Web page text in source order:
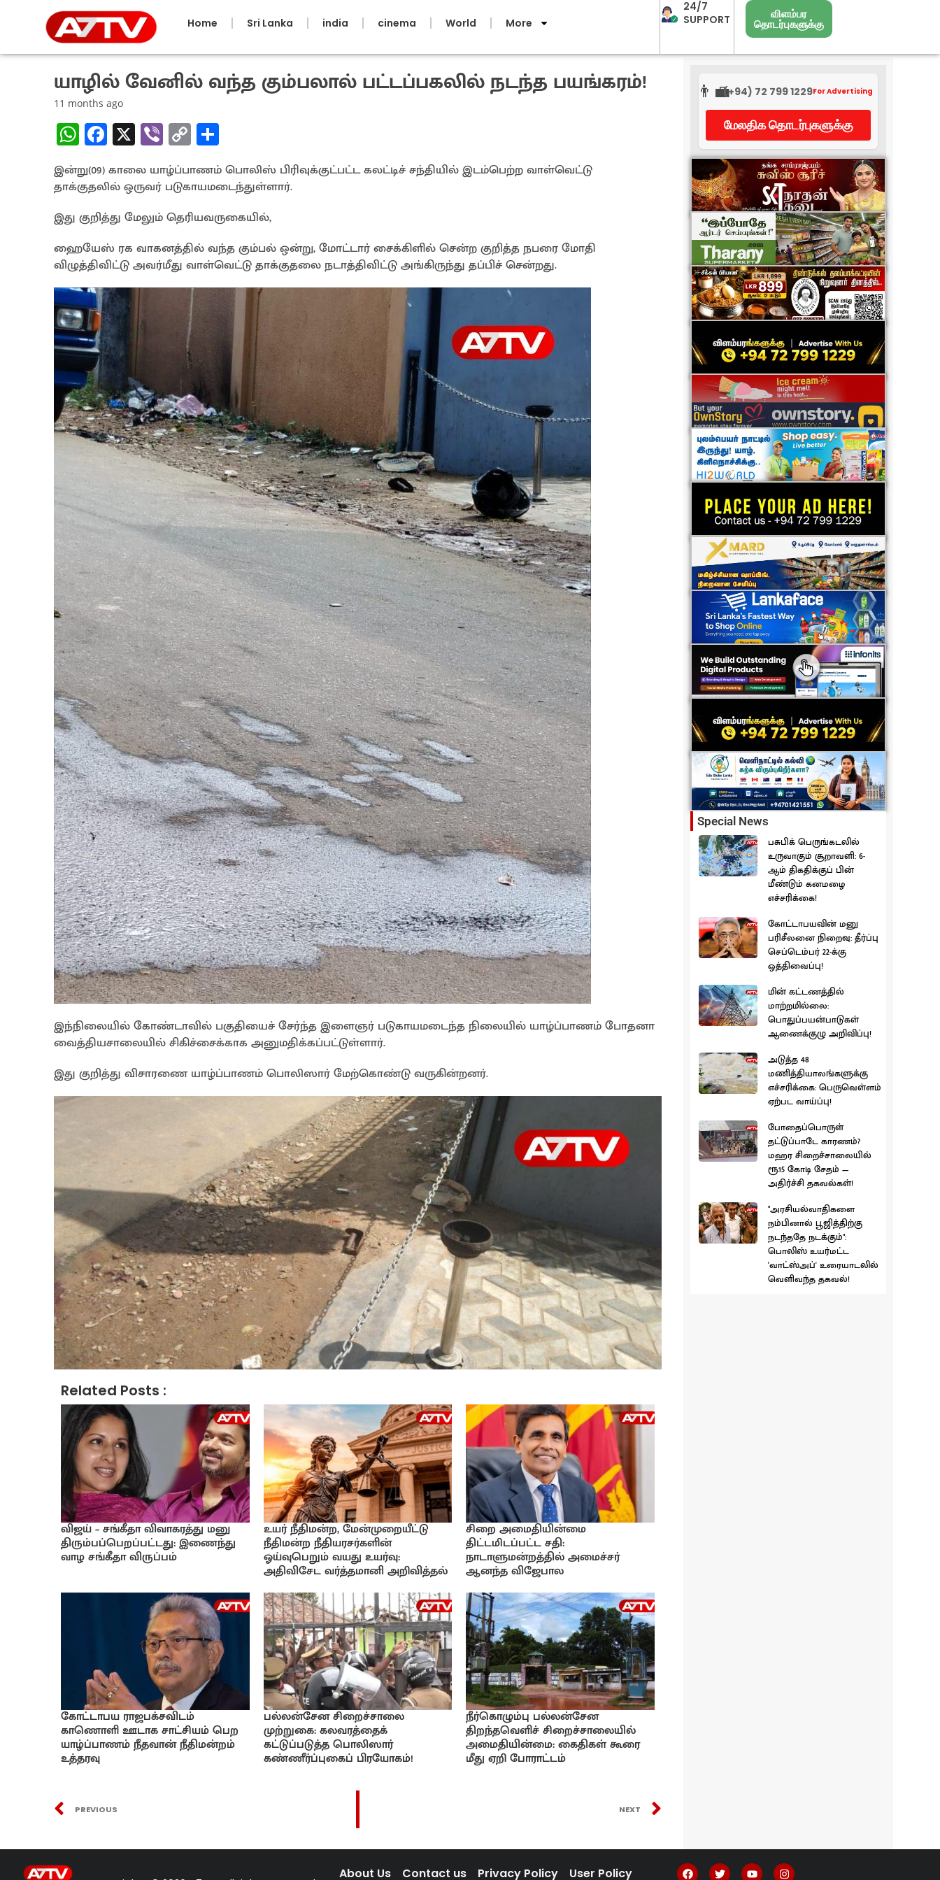
Home Sri Lanka india cinema World More
24/7
SUPPORT
விளம்பர
தொடர்புகளுக்கு
யாழில் வேனில் வந்த கும்பலால் பட்டப்பகலில் நடந்த பயங்கரம்!
11 months ago
W
h
at
sA
p
p
Fa
ce
b
o
o
k
X Vi
b
er
C
o
py
Li
n
k
h
ar
e
இன்று(09) காலை யாழ்ப்பாணம் பொலிஸ் பிரிவுக்குட்பட்ட கலட்டிச் சந்தியில் இடம்பெற்ற வாள்வெட்டு
தாக்குதலில் ஒருவர் படுகாயமடைந்துள்ளார்.
இது குறித்து மேலும் தெரியவருகையில்,
ஹையேஸ் ரக வாகனத்தில் வந்த கும்பல் ஒன்று, மோட்டார் சைக்கிளில் சென்ற குறித்த நபரை மோதி
விழுத்திவிட்டு அவர்மீது வாள்வெட்டு தாக்குதலை நடாத்திவிட்டு அங்கிருந்து தப்பிச் சென்றது.
இந்நிலையில் கோண்டாவில் பகுதியைச் சேர்ந்த இளைஞர் படுகாயமடைந்த நிலையில் யாழ்ப்பாணம் போதனா
வைத்தியசாலையில் சிகிச்சைக்காக அனுமதிக்கப்பட்டுள்ளார்.
இது குறித்து விசாரணை யாழ்ப்பாணம் பொலிஸார் மேற்கொண்டு வருகின்றனர்.
Related Posts :
விஜய் – சங்கீதா விவாகரத்து மனு
திரும்பப்பெறப்பட்டது: இணைந்து
வாழ சங்கீதா விருப்பம்
உயர் நீதிமன்ற, மேன்முறையீட்டு
நீதிமன்ற நீதியரசர்களின்
ஓய்வுபெறும் வயது உயர்வு:
அதிவிசேட வர்த்தமானி அறிவித்தல்
சிறை அமைதியின்மை
திட்டமிடப்பட்ட சதி:
நாடாளுமன்றத்தில் அமைச்சர்
ஆனந்த விஜேபால
கோட்டாபய ராஜபக்சவிடம்
காணொளி ஊடாக சாட்சியம் பெற
யாழ்ப்பாணம் நீதவான் நீதிமன்றம்
உத்தரவு
பல்லன்சேன சிறைச்சாலை
முற்றுகை: கலவரத்தைக்
கட்டுப்படுத்த பொலிஸார்
கண்ணீர்ப்புகைப் பிரயோகம்!
நீர்கொழும்பு பல்லன்சேன
திறந்தவெளிச் சிறைச்சாலையில்
அமைதியின்மை: கைதிகள் கூரை
மீது ஏறி போராட்டம்
PREVIOUS NEXT
👨‍💼(+94) 72 799 1229For Advertising
மேலதிக தொடர்புகளுக்கு
Special News
பசுபிக் பெருங்கடலில்
உருவாகும் சூறாவளி: 6-
ஆம் திகதிக்குப் பின்
மீண்டும் கனமழை
எச்சரிக்கை!
கோட்டாபயவின் மனு
பரிசீலனை நிறைவு: தீர்ப்பு
செப்டெம்பர் 22-க்கு
ஒத்திவைப்பு!
மின் கட்டணத்தில்
மாற்றமில்லை:
பொதுப்பயன்பாடுகள்
ஆணைக்குழு அறிவிப்பு!
அடுத்த 48
மணித்தியாலங்களுக்கு
எச்சரிக்கை: பெருவெள்ளம்
ஏற்பட வாய்ப்பு!
போதைப்பொருள்
தட்டுப்பாடே காரணம்?
மஹர சிறைச்சாலையில்
ரூ.15 கோடி சேதம் —
அதிர்ச்சி தகவல்கள்!
"அரசியல்வாதிகளை
நம்பினால் பூஜித்திற்கு
நடந்ததே நடக்கும்":
பொலிஸ் உயர்மட்ட
'வாட்ஸ்அப்' உரையாடலில்
வெளிவந்த தகவல்!
About Us Contact us Privacy Policy User Policy